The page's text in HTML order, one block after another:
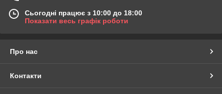
Сьогодні працює з 10:00 до 18:00
Показати весь графік роботи
Про нас
Контакти